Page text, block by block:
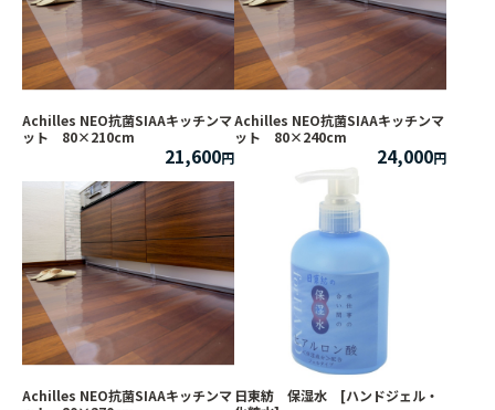
Achilles NEO抗菌SIAAキッチンマ
ット 80×210cm
21,600
Achilles NEO抗菌SIAAキッチンマ
ット 80×240cm
24,000
Achilles NEO抗菌SIAAキッチンマ 日東紡 保湿水 [ハンドジェル・